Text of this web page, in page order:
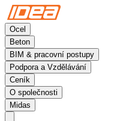
Ocel
Beton
BIM & pracovní postupy
Podpora a Vzdělávání
Ceník
O společnosti
Midas